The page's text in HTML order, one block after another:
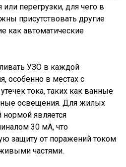
перегрузки, для чего в
присутствовать другие
как автоматические
УЗО в каждой
особенно в местах с
тока, таких как ванные
освещения. Для жилых
является
30 мА, что
защиту от поражений током
частями.